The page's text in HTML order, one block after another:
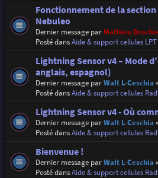
Fonctionnement de la
Nebuleo
Dernier message par Mathieu
Posté dansAide & support cellules
Lightning Sensor v4 – Mode
anglais, espagnol)
Dernier message parWalt L-Ceschia «
Posté dansAide & support cellules
Lightning Sensor v4 - Où
Dernier message parWalt L-Ceschia «
Posté dansAide & support cellules
Bienvenue !
Dernier message parWalt L-Ceschia «
Posté dansAide & support cellules